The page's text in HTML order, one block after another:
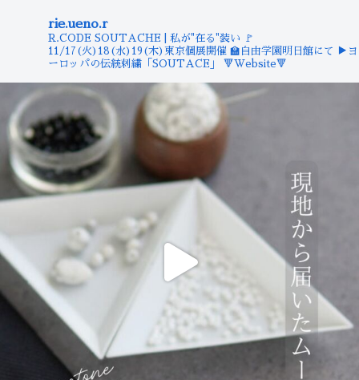
rie.ueno.r
R.CODE SOUTACHE | 私が"在る"装い 🚩
11/17(火)18(水)19(木)東京個展開催 🏫自由学園明日館にて
▶︎ヨ
ーロッパの伝統刺繍「SOUTACE」
🔻Website🔻